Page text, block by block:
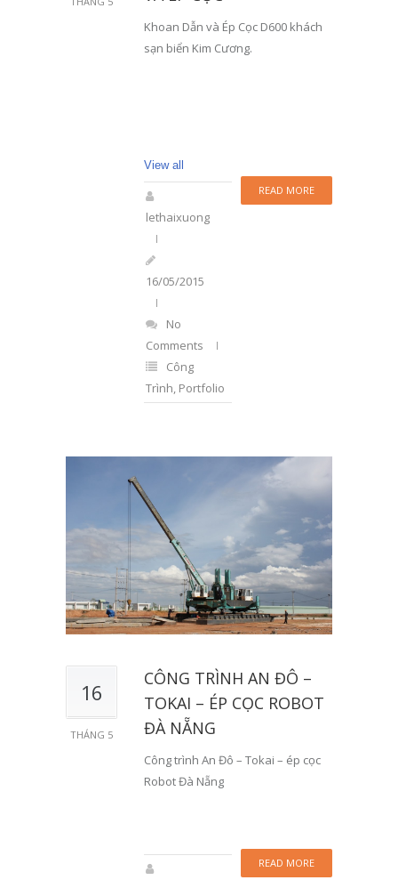
Khoan Dẫn và Ép Cọc D600 khách
sạn biển Kim Cương.
View all
READ MORE
lethaixuong
16/05/2015
No
Comments
Công
Trình, Portfolio
16
THÁNG 5
CÔNG TRÌNH AN ĐÔ –
TOKAI – ÉP CỌC ROBOT
ĐÀ NẴNG
Công trình An Đô – Tokai – ép cọc
Robot Đà Nẵng
READ MORE